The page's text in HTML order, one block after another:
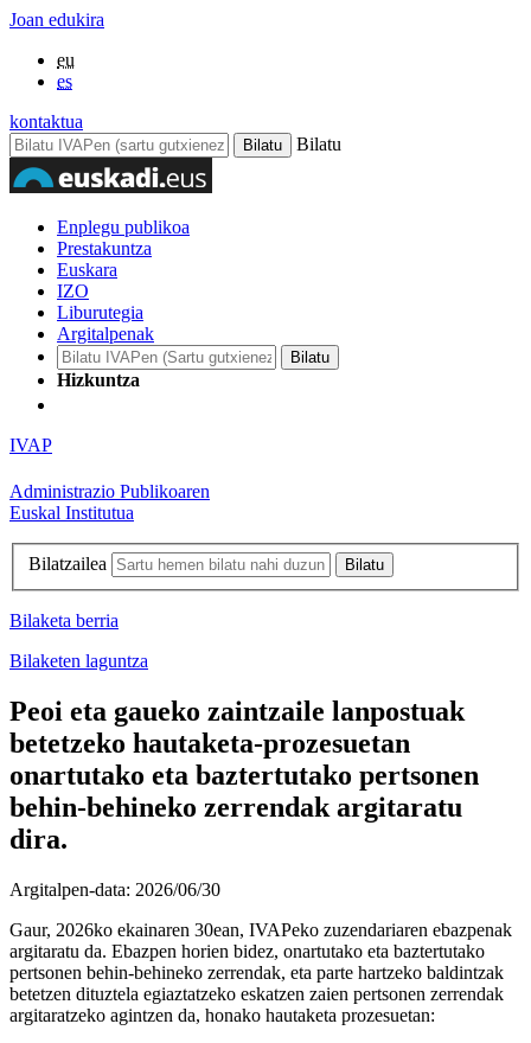
Joan edukira
eu
es
kontaktua
Bilatu
Enplegu publikoa
Prestakuntza
Euskara
IZO
Liburutegia
Argitalpenak
Hizkuntza
IVAP
Administrazio Publikoaren
Euskal Institutua
Bilatzailea
Bilaketa berria
Bilaketen laguntza
Peoi eta gaueko zaintzaile lanpostuak
betetzeko hautaketa-prozesuetan
onartutako eta baztertutako pertsonen
behin-behineko zerrendak argitaratu
dira.
Argitalpen-data: 2026/06/30
Gaur, 2026ko ekainaren 30ean, IVAPeko zuzendariaren ebazpenak
argitaratu da. Ebazpen horien bidez, onartutako eta baztertutako
pertsonen behin-behineko zerrendak, eta parte hartzeko baldintzak
betetzen dituztela egiaztatzeko eskatzen zaien pertsonen zerrendak
argitaratzeko agintzen da, honako hautaketa prozesuetan: